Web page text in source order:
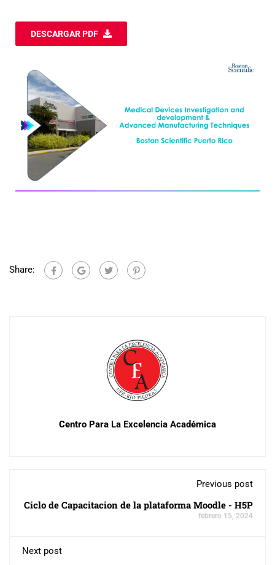
DESCARGAR PDF
Share:
Centro Para La Excelencia Académica
Previous post
Ciclo de Capacitacion de la plataforma Moodle - H5P
febrero 15, 2024
Next post